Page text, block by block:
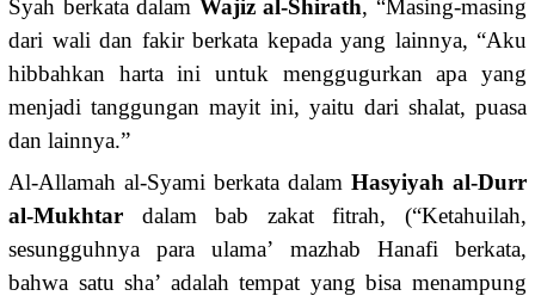
Syah berkata dalam Wajiz al-Shirath, “Masing-masing
dari wali dan fakir berkata kepada yang lainnya, “Aku
hibbahkan harta ini untuk menggugurkan apa yang
menjadi tanggungan mayit ini, yaitu dari shalat, puasa
dan lainnya.”
Al-Allamah al-Syami berkata dalam Hasyiyah al-Durr
al-Mukhtar dalam bab zakat fitrah, (“Ketahuilah,
sesungguhnya para ulama’ mazhab Hanafi berkata,
bahwa satu sha’ adalah tempat yang bisa menampung